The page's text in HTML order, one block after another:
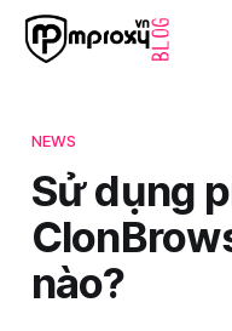
NEWS
Sử dụng
nào?